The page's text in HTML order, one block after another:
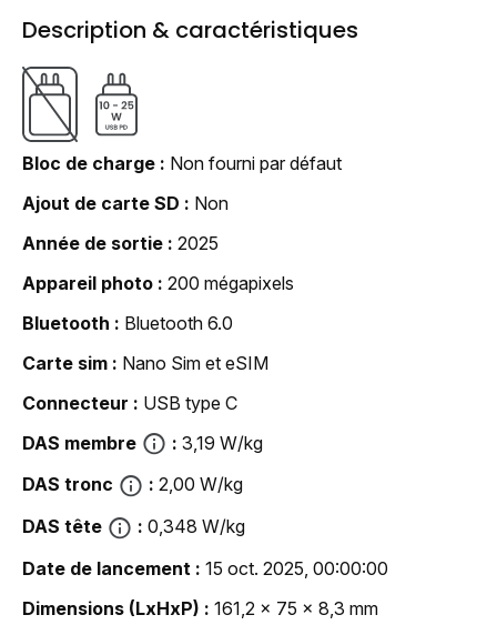
Description & caractéristiques
Bloc de charge
Non fourni par défaut
Ajout de carte SD
Non
Année de sortie
2025
Appareil photo
200 mégapixels
Bluetooth
Bluetooth 6.0
Carte sim
Nano Sim et eSIM
Connecteur
USB type C
DAS membre
3,19 W/kg
DAS tronc
2,00 W/kg
DAS tête
0,348 W/kg
Date de lancement
15 oct. 2025, 00:00:00
Dimensions (LxHxP)
161,2 x 75 x 8,3 mm